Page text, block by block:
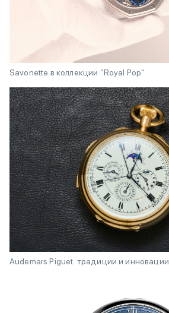
Savonette в коллекции "Royal Pop"
Audemars Piguet: традиции и инновации